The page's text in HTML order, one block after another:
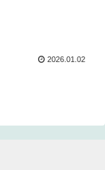
2026.01.02